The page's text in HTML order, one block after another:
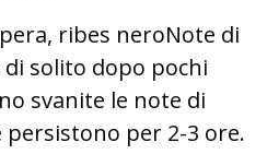
ribes neroNote di
solito dopo pochi
svanite le note di
per 2-3 ore.